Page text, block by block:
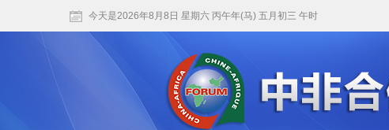
今天是2026年8月8日 星期六 丙午年(马) 五月初三 午时